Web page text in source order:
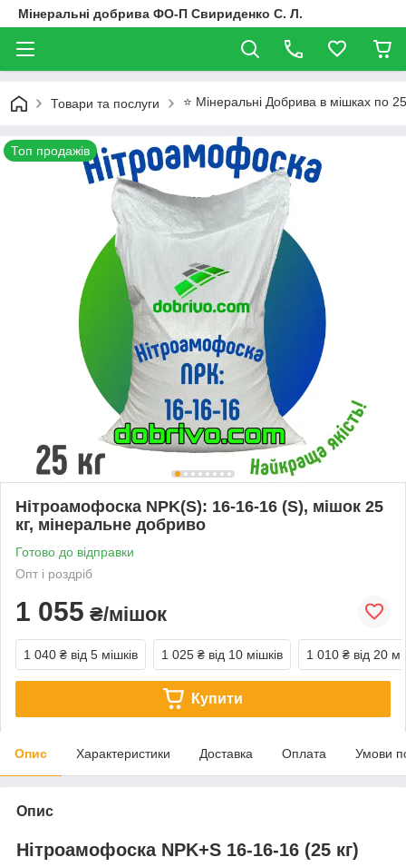
Мінеральні добрива ФО-П Свириденко С. Л.
Товари та послуги ⭐ Мінеральні Добрива в мішках по
Топ продажів
Нітроамофоска NPK(S): 16-16-16 (S), мішок 25
кг, мінеральне добриво
Готово до відправки
Опт і роздріб
1 055 ₴/мішок
1 040 ₴ від 5 мішків 1 025 ₴ від 10 мішків 1 010 ₴ від 20
Купити
Опис Характеристики Доставка Оплата Умови
Опис
Нітроамофоска NPK+S 16-16-16 (25 кг)